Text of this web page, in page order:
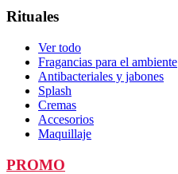
Rituales
Ver todo
Fragancias para el ambiente
Antibacteriales y jabones
Splash
Cremas
Accesorios
Maquillaje
PROMO